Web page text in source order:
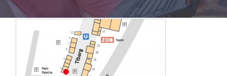
Impressionen
Über uns